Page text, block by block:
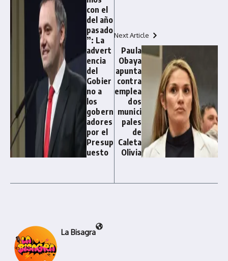
con el
del año
pasado
”: La
advert
encia
del
Gobier
no a
los
gobern
adores
por el
Presup
uesto
Next Article
Paula
Obaya
apunta
contra
emplea
dos
munici
pales
de
Caleta
Olivia
La Bisagra